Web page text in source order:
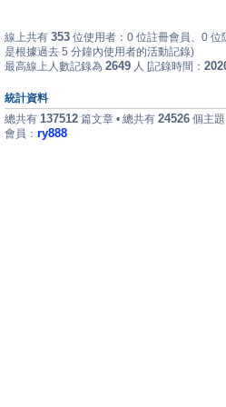
線上共有 353 位使用者：0 位註冊會員、0
是根據過去 5 分鐘內使用者的活動記錄)
最高線上人數記錄為 2649 人 [記錄時間：
統計資料
總共有 137512 篇文章 • 總共有 24526 個主
會員： ry888